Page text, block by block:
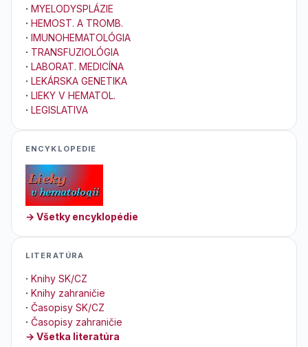
· MYELODYSPLÁZIE
· HEMOST. A TROMB.
· IMUNOHEMATOLÓGIA
· TRANSFUZIOLÓGIA
· LABORAT. MEDICÍNA
· LEKÁRSKA GENETIKA
· LIEKY V HEMATOL.
· LEGISLATIVA
ENCYKLOPEDIE
→ Všetky encyklopédie
LITERATÚRA
· Knihy SK/CZ
· Knihy zahraničie
· Časopisy SK/CZ
· Časopisy zahraničie
→ Všetka literatúra